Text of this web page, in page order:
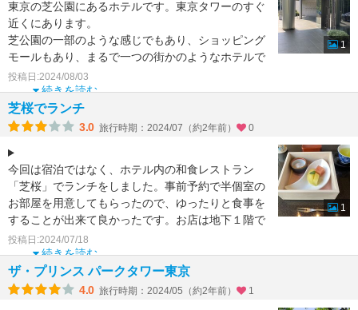
東京の芝公園にあるホテルです。東京タワーのすぐ
近くにあります。
芝公園の一部のような感じでもあり、ショッピング
モールもあり、まるで一つの街かのようなホテルで
す。
お勧めはなんといっても朝食で、バイ
続きを読む
投稿日:2024/08/03
1
芝桜でランチ
3.0 旅行時期：2024/07（約2年前） 0
今回は宿泊ではなく、ホテル内の和食レストラン
「芝桜」でランチをしました。事前予約で半個室の
お部屋を用意してもらったので、ゆったりと食事を
することが出来て良かったです。お店は地下１階で
すが、大きな窓があ
続きを読む
投稿日:2024/07/18
1
ザ・プリンス パークタワー東京
4.0 旅行時期：2024/05（約2年前） 1